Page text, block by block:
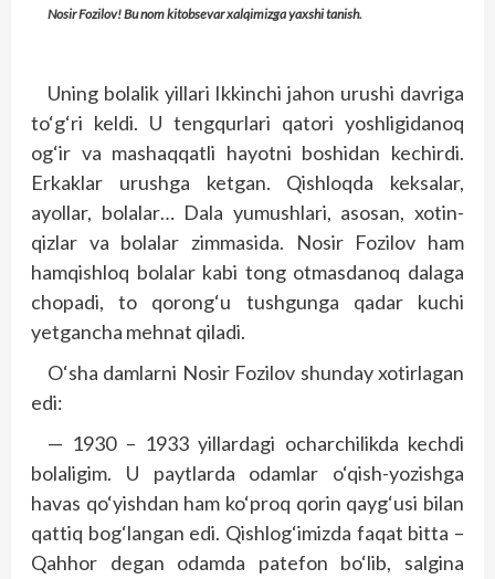
Nosir Fozilov! Bu nom kitobsevar xalqimizga yaxshi tanish.
Uning bolalik yillari Ikkinchi jahon urushi davriga
to‘g‘ri keldi. U tengqurlari qatori yoshligidanoq
og‘ir va mashaqqatli hayotni boshidan kechirdi.
Erkaklar urushga ketgan. Qishloqda keksalar,
ayollar, bolalar… Dala yumushlari, asosan, xotin-
qizlar va bolalar zimmasida. Nosir Fozilov ham
hamqishloq bolalar kabi tong otmasdanoq dalaga
chopadi, to qorong‘u tushgunga qadar kuchi
yetgancha mehnat qiladi.
O‘sha damlarni Nosir Fozilov shunday xotirlagan
edi:
— 1930 – 1933 yillardagi ocharchilikda kechdi
bolaligim. U paytlarda odamlar o‘qish-yozishga
havas qo‘yishdan ham ko‘proq qorin qayg‘usi bilan
qattiq bog‘langan edi. Qishlog‘imizda faqat bitta –
Qahhor degan odamda patefon bo‘lib, salgina